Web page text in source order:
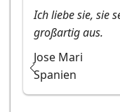
Ich liebe sie, sie
großartig aus.
Jose Mari
Spanien